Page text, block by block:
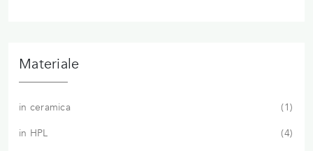
Materiale
in ceramica
1
in HPL
4